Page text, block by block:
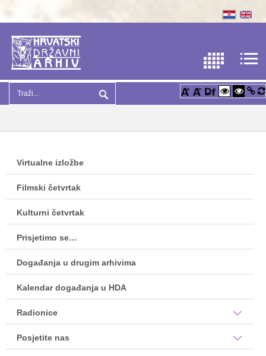
Virtualne izložbe
Filmski četvrtak
Kulturni četvrtak
Prisjetimo se…
Događanja u drugim arhivima
Kalendar događanja u HDA
Radionice
Posjetite nas